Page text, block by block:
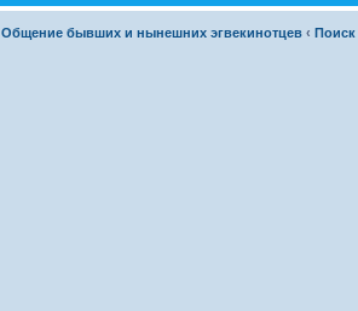
Общение бывших и нынешних эгвекинотцев ‹ Поиск